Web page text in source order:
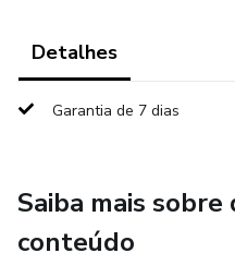
Aprender técnicas de
no dia a dia
Retomar confiança, desejo
fórmulas superficiais
Detalhes
Garantia de 7 dias
Saiba mais sobre
conteúdo